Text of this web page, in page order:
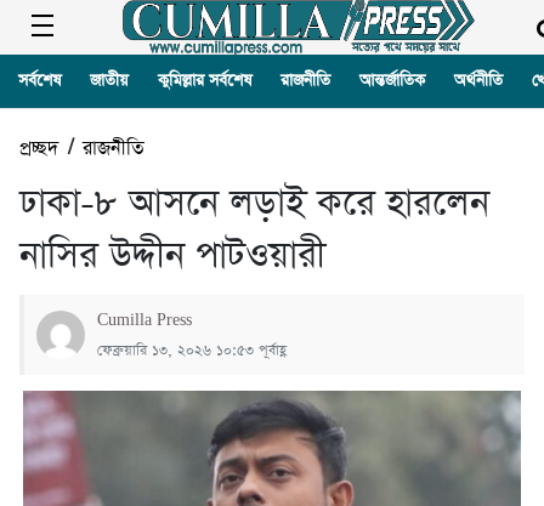
সর্বশেষ জাতীয় কুমিল্লার সর্বশেষ রাজনীতি আন্তর্জাতিক অর্থনীতি
প্রচ্ছদ/রাজনীতি
ঢাকা-৮ আসনে লড়াই করে হারলেন
নাসির উদ্দীন পাটওয়ারী
Cumilla Press
ফেব্রুয়ারি ১৩, ২০২৬ ১০:৫৩ পূর্বাহ্ণ